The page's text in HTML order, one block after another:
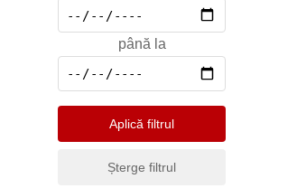
Social
Telecomunicatii
până la
Aplică filtrul
Șterge filtrul